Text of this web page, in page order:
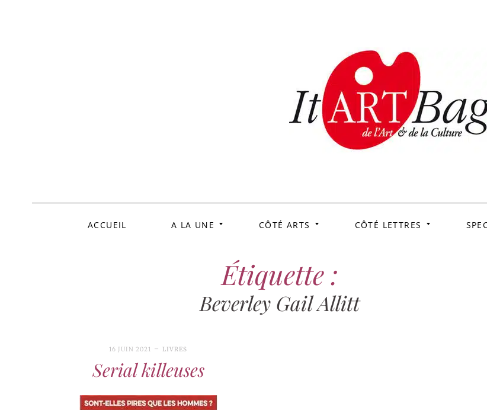
ACCUEIL A LA UNE CÔTÉ ARTS CÔTÉ LETTRES
Étiquette :
Beverley Gail Allitt
16 JUIN 2021 LIVRES
Serial killeuses